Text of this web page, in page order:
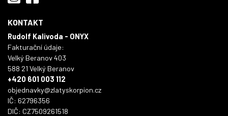
KONTAKT
Rudolf Kalivoda - ONYX
Fakturační údaje:
Velký Beranov 403
588 21 Velký Beranov
+420 601 003 112
objednavky@zlatyskorpion.cz
IČ: 62796356
DIČ: CZ7509261518